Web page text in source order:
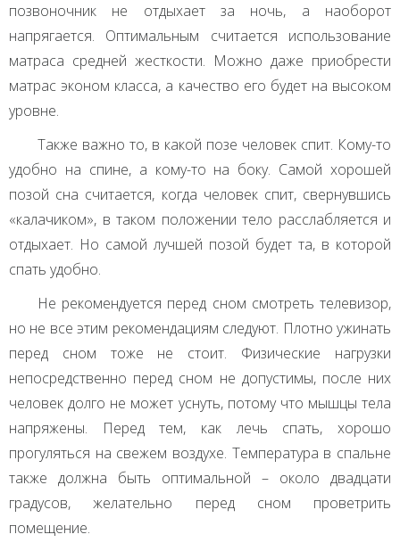
позвоночник не отдыхает за ночь, а наоборот
напрягается. Оптимальным считается использование
матраса средней жесткости. Можно даже приобрести
матрас эконом класса, а качество его будет на высоком
уровне.
Также важно то, в какой позе человек спит. Кому-то
удобно на спине, а кому-то на боку. Самой хорошей
позой сна считается, когда человек спит, свернувшись
«калачиком», в таком положении тело расслабляется и
отдыхает. Но самой лучшей позой будет та, в которой
спать удобно.
Не рекомендуется перед сном смотреть телевизор,
но не все этим рекомендациям следуют. Плотно ужинать
перед сном тоже не стоит. Физические нагрузки
непосредственно перед сном не допустимы, после них
человек долго не может уснуть, потому что мышцы тела
напряжены. Перед тем, как лечь спать, хорошо
прогуляться на свежем воздухе. Температура в спальне
также должна быть оптимальной – около двадцати
градусов, желательно перед сном проветрить
помещение.